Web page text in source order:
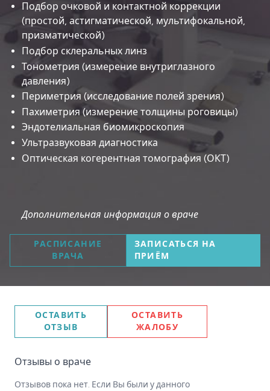
Подбор очковой и контактной коррекции
(простой, астигматической, мультифокальной,
призматической)
Подбор склеральных линз
Тонометрия (измерение внутриглазного
давления)
Периметрия (исследование полей зрения)
Пахиметрия (измерение толщины роговицы)
Эндотелиальная биомикроскопия
Ультразвуковая диагностика
Оптическая когерентная томография (ОКТ)
Дополнительная информация о враче
РАСПИСАНИЕ
ВРАЧА
ЗАПИСАТЬСЯ НА
ПРИЁМ
ОСТАВИТЬ
ОТЗЫВ
ОСТАВИТЬ
ЖАЛОБУ
Отзывы о враче
Отзывов пока нет. Если Вы были у данного